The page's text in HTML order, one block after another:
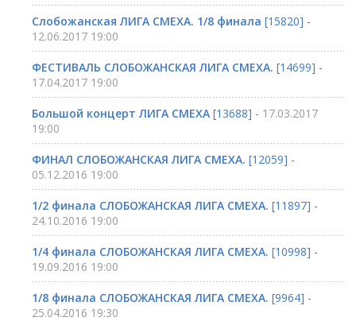
Слобожанская ЛИГА СМЕХА. 1/8 финала [15820] -
12.06.2017 19:00
ФЕСТИВАЛЬ СЛОБОЖАНСКАЯ ЛИГА СМЕХА. [14699] -
17.04.2017 19:00
Большой концерт ЛИГА СМЕХА [13688] - 17.03.2017
19:00
ФИНАЛ СЛОБОЖАНСКАЯ ЛИГА СМЕХА. [12059] -
05.12.2016 19:00
1/2 финала СЛОБОЖАНСКАЯ ЛИГА СМЕХА. [11897] -
24.10.2016 19:00
1/4 финала СЛОБОЖАНСКАЯ ЛИГА СМЕХА. [10998] -
19.09.2016 19:00
1/8 финала СЛОБОЖАНСКАЯ ЛИГА СМЕХА. [9964] -
25.04.2016 19:30